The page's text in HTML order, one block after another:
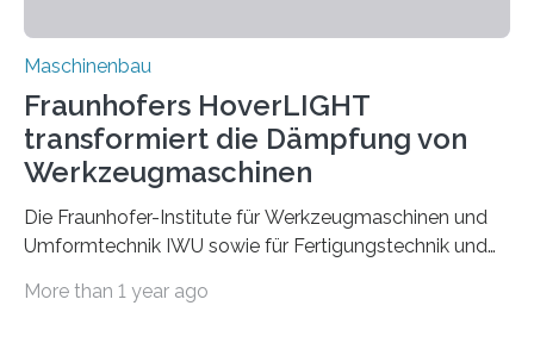
Maschinenbau
Fraunhofers HoverLIGHT
transformiert die Dämpfung von
Werkzeugmaschinen
Die Fraunhofer-Institute für Werkzeugmaschinen und
Umformtechnik IWU sowie für Fertigungstechnik und
Durchbruch in der Materialforschung erzielt: Der
More than 1 year ago